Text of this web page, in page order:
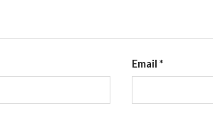
Email *